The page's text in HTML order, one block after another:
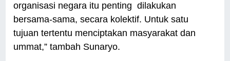
organisasi negara itu penting dilakukan
bersama-sama, secara kolektif. Untuk satu
tujuan tertentu menciptakan masyarakat dan
ummat,” tambah Sunaryo.